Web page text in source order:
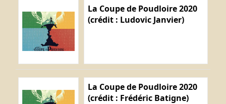
La Coupe de Poudloire 2020
(crédit : Ludovic Janvier)
La Coupe de Poudloire 2020
(crédit : Frédéric Batigne)